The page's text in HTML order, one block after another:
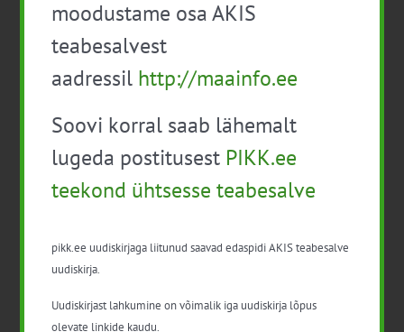
Isikukaitsevahendid ja ohutusnõuded
taimekaitsetöödel
Mida näitavad toiduohutuse seirearuanded
Arhiiv
moodustame osa AKIS
teabesalvest
aadressil http://maainfo.ee
Soovi korral saab lähemalt
lugeda postitusest PIKK.ee
teekond ühtsesse teabesalve
pikk.ee uudiskirjaga liitunud saavad edaspidi AKIS teabesalve
uudiskirja.
Uudiskirjast lahkumine on võimalik iga uudiskirja lõpus
olevate linkide kaudu.